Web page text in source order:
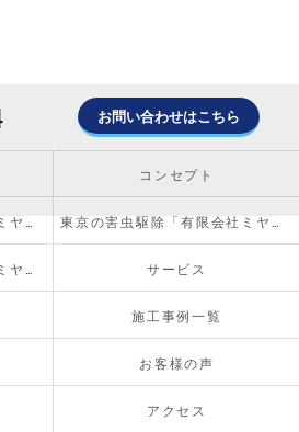
お問い合わせはこちら
コンセプト
サービス
施工事例一覧
お客様の声
アクセス